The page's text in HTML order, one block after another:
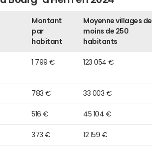
Montant
par
habitant
Moyenne villages de
moins de 250
habitants
1 799 € 123 054 €
783 € 33 003 €
516 € 45 104 €
373 € 12 159 €